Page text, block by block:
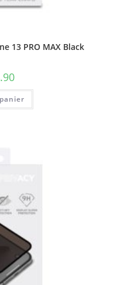
13 PRO MAX Black